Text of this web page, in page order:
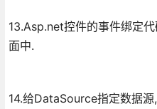
13.Asp.net控件的事件绑定
面中.
14.给DataSource指定数据